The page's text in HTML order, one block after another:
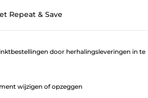
Repeat & Save
inktbestellingen door herhalingsleveringen in te
wijzigen of opzeggen